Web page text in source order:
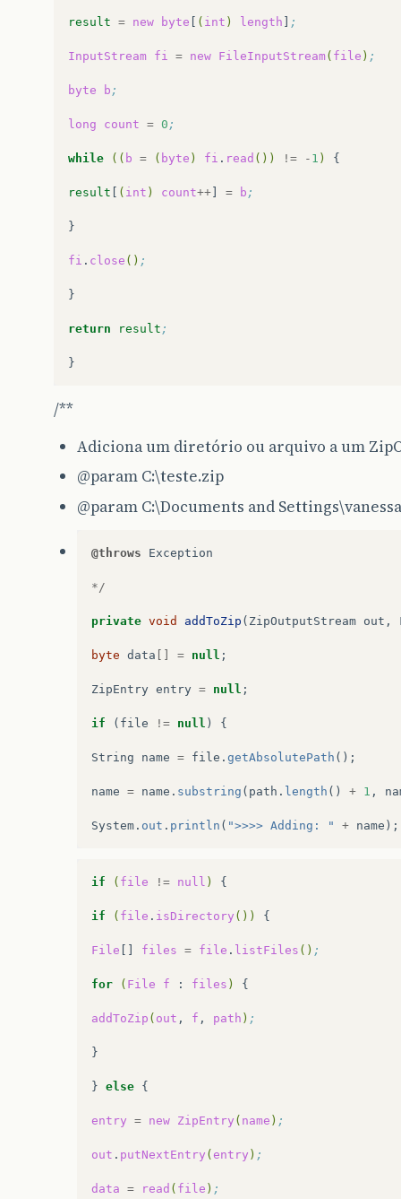
result = new byte ( int ) length ;
InputStream fi = new FileInputStream( file ) ;
byte b ;
long count = 0 ;
while (( b = ( byte ) fi . read ()) != - 1 ) {
result ( int ) count++ = b ;
}
fi . close () ;
}
return result ;
/**
Adiciona um diretório ou arquivo a um
@paramC:\teste.zip
@paramC:\Documents and
@throws Exception
*/
private void addToZip ( ZipOutputStream out ,
byte data [] = null ;
ZipEntry entry = null ;
if ( file != null ) {
String name = file . getAbsolutePath ();
name = name . substring ( path . length () + 1 ,
System. out . println ( ">>>> Adding: " + name );
if ( file != null ) {
if ( file . isDirectory ()) {
File [] files = file . listFiles () ;
for ( File f : files ) {
addToZip ( out , f , path ) ;
}
} else {
entry = new ZipEntry ( name ) ;
out . putNextEntry (entry ) ;
data = read ( file ) ;